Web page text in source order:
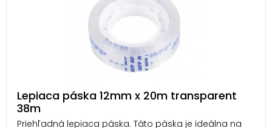
Lepiaca páska 12mm x 20m transparent
38m
Priehľadná lepiaca páska. Táto páska je ideálna na